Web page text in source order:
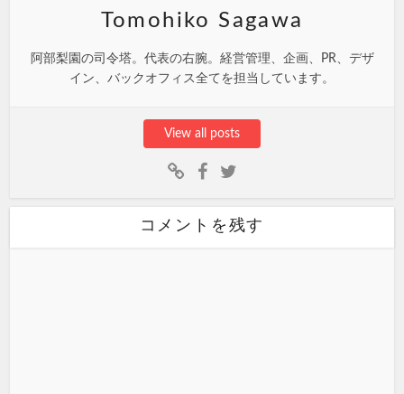
Tomohiko Sagawa
阿部梨園の司令塔。代表の右腕。経営管理、企画、PR、デザ
イン、バックオフィス全てを担当しています。
View all posts
コメントを残す